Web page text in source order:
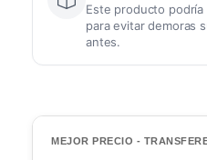
Este producto
para evitar demoras
antes.
MEJOR PRECIO -